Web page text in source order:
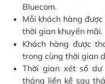
Bluecom.
Mỗi khách hàng
thời gian khuyến mãi.
Khách hàng được
trong cùng thời gian
Thời gian xét số
tháng liền kề sau